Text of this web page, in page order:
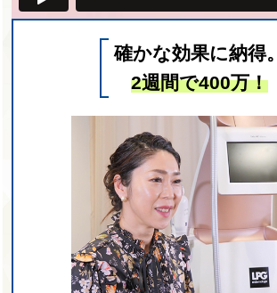
確かな効果に納得。
2週間で400万！